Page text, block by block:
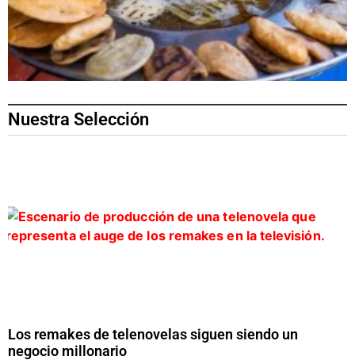
Nuestra Selección
Los remakes de telenovelas siguen siendo un
negocio millonario